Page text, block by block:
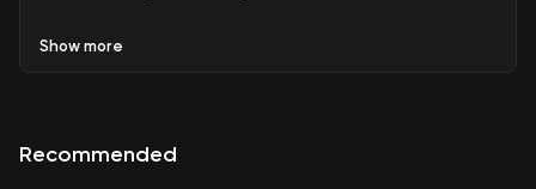
Show more
Recommended